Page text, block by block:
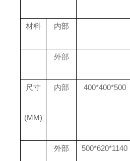
材料 内部
外部
尺寸
(MM)
内部 400*400*500
外部 500*620*1140